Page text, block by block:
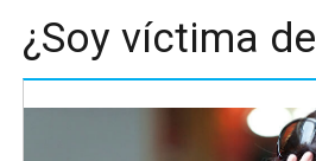
¿Soy víctima